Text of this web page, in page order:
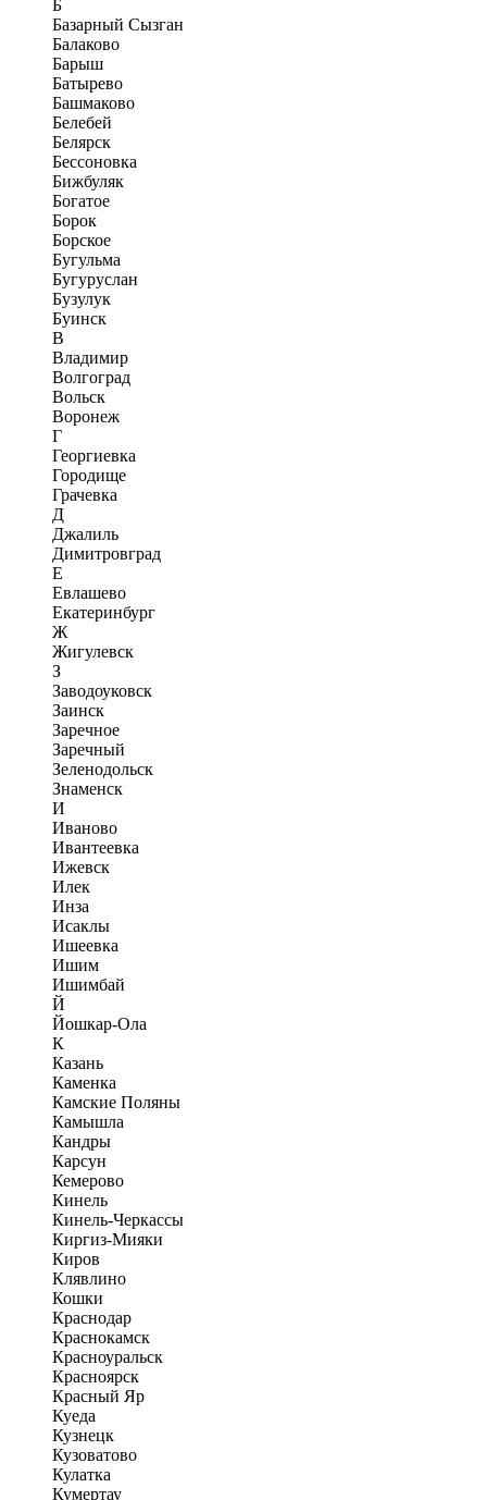
Б
Базарный Сызган
Балаково
Барыш
Батырево
Башмаково
Белебей
Белярск
Бессоновка
Бижбуляк
Богатое
Борок
Борское
Бугульма
Бугуруслан
Бузулук
Буинск
В
Владимир
Волгоград
Вольск
Воронеж
Г
Георгиевка
Городище
Грачевка
Д
Джалиль
Димитровград
Е
Евлашево
Екатеринбург
Ж
Жигулевск
З
Заводоуковск
Заинск
Заречное
Заречный
Зеленодольск
Знаменск
И
Иваново
Ивантеевка
Ижевск
Илек
Инза
Исаклы
Ишеевка
Ишим
Ишимбай
Й
Йошкар-Ола
К
Казань
Каменка
Камские Поляны
Камышла
Кандры
Карсун
Кемерово
Кинель
Кинель-Черкассы
Киргиз-Мияки
Киров
Клявлино
Кошки
Краснодар
Краснокамск
Красноуральск
Красноярск
Красный Яр
Куеда
Кузнецк
Кузоватово
Кулатка
Кумертау